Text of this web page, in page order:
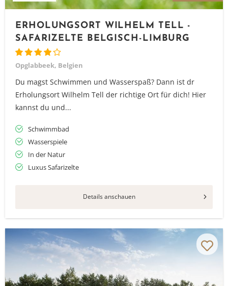
ERHOLUNGSORT WILHELM TELL -
SAFARIZELTE BELGISCH-LIMBURG
Opglabbeek, Belgien
Du magst Schwimmen und Wasserspaß? Dann ist dr
Erholungsort Wilhelm Tell der richtige Ort für dich! Hier
kannst du und...
Schwimmbad
Wasserspiele
In der Natur
Luxus Safarizelte
Details anschauen